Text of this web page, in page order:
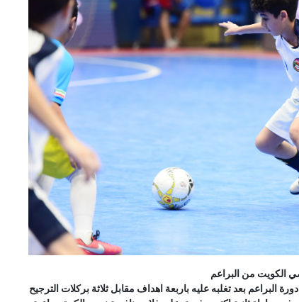
الكويت من البراعم
بعد تغلبه عليه باربعة اهداف مقابل ثلاثة بركلات الترجيح